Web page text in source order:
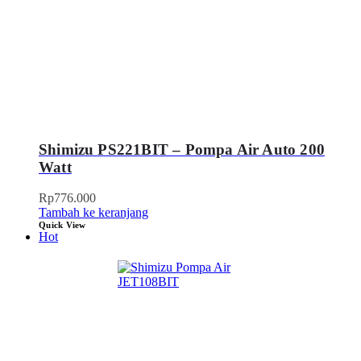
Shimizu PS221BIT – Pompa Air Auto 200
Watt
Rp776.000
Tambah ke keranjang
Quick View
Hot